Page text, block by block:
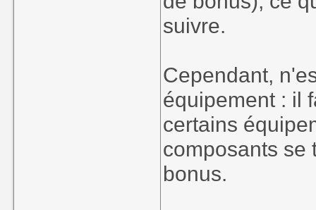
suivre.
Cependant,
équipement : il
certains
composants se
bonus.